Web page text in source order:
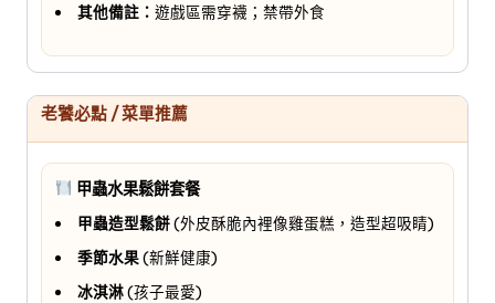
其他備註： 遊戲區需穿襪；禁帶外食
老饕必點 / 菜單推薦
甲蟲水果鬆餅套餐
甲蟲造型鬆餅(外皮酥脆內裡像雞蛋糕，造型超吸睛)
季節水果(新鮮健康)
冰淇淋(孩子最愛)